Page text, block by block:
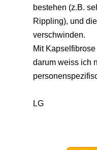
bestehen (z.B.
Rippling), und
verschwinden.
Mit
darum weiss ich
LG